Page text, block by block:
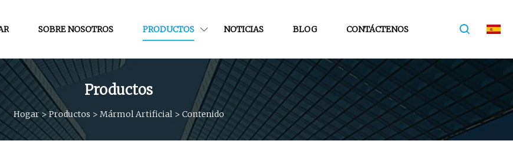
SOBRE NOSOTROS PRODUCTOS NOTICIAS BLOG CONTÁCTENOS
Productos
Hogar>Productos > Mármol Artificial > Contenido